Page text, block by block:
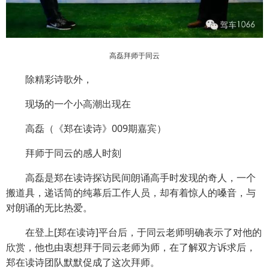
高磊拜师于同云
除精彩诗歌外，
现场的一个小高潮出现在
高磊（《郑在读诗》009期嘉宾）
拜师于同云的感人时刻
高磊是郑在读诗探访民间朗诵高手时发现的奇人，一个
搬道具，递话筒的纯幕后工作人员，却有着惊人的嗓音，与
对朗诵的无比热爱。
在登上[郑在读诗]平台后，于同云老师明确表示了对他的
欣赏，他也由衷想拜于同云老师为师，在了解双方诉求后，
郑在读诗团队默默促成了这次拜师。